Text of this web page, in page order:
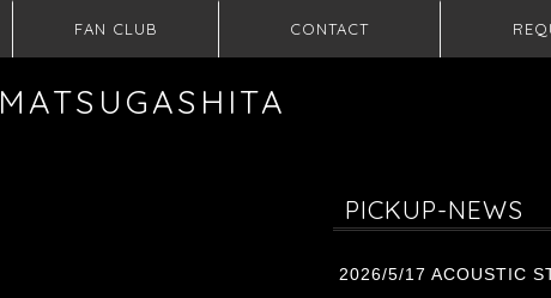
FAN CLUB CONTACT
PICKUP-NEWS
2026/5/17 ACOUSTIC